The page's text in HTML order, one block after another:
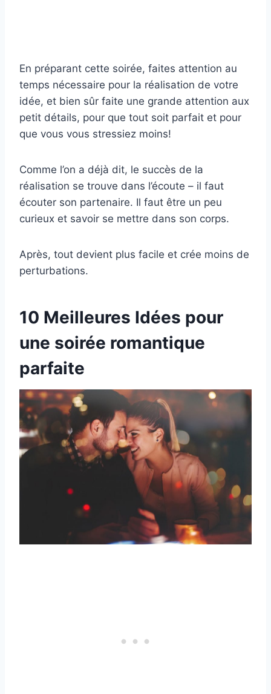
En préparant cette soirée, faites attention au
temps nécessaire pour la réalisation de votre
idée, et bien sûr faite une grande attention aux
petit détails, pour que tout soit parfait et pour
que vous vous stressiez moins!
Comme l’on a déjà dit, le succès de la
réalisation se trouve dans l’écoute – il faut
écouter son partenaire. Il faut être un peu
curieux et savoir se mettre dans son corps.
Après, tout devient plus facile et crée moins de
perturbations.
10 Meilleures Idées pour
une soirée romantique
parfaite